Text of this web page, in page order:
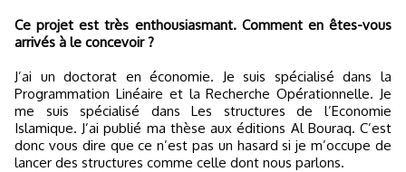
Ce projet est très enthousiasmant. Comment en êtes-vous
arrivés à le concevoir ?
J’ai un doctorat en économie. Je suis spécialisé dans la
Programmation Linéaire et la Recherche Opérationnelle. Je
me suis spécialisé dans Les structures de l’Economie
Islamique. J’ai publié ma thèse aux éditions Al Bouraq. C’est
donc vous dire que ce n’est pas un hasard si je m’occupe de
lancer des structures comme celle dont nous parlons.